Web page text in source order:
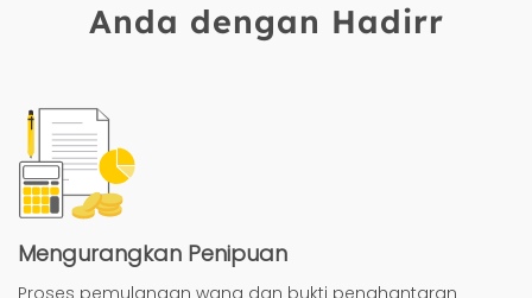
Anda dengan Hadirr
Mengurangkan Penipuan